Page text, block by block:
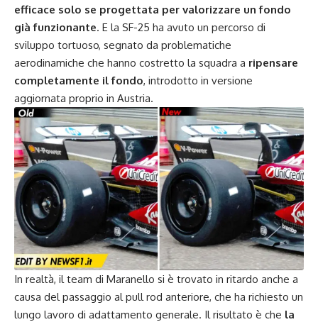
efficace solo se progettata per valorizzare un fondo
già funzionante. E la SF-25 ha avuto un percorso di
sviluppo tortuoso, segnato da problematiche
aerodinamiche che hanno costretto la squadra a ripensare
completamente il fondo, introdotto in versione
aggiornata proprio in Austria.
In realtà, il team di Maranello si è trovato in ritardo anche a
causa del passaggio al pull rod anteriore, che ha richiesto un
lungo lavoro di adattamento generale. Il risultato è che la